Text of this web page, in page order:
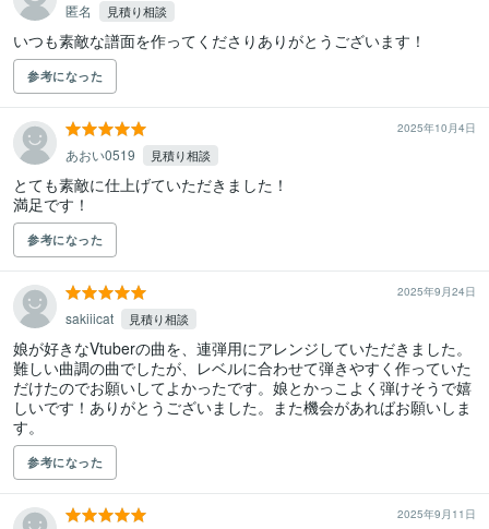
匿名 見積り相談
いつも素敵な譜面を作ってくださりありがとうございます！
参考になった
2025年10月4日
あおい0519 見積り相談
とても素敵に仕上げていただきました！
満足です！
参考になった
2025年9月24日
sakiiicat 見積り相談
娘が好きなVtuberの曲を、連弾用にアレンジしていただきました。
難しい曲調の曲でしたが、レベルに合わせて弾きやすく作っていた
だけたのでお願いしてよかったです。娘とかっこよく弾けそうで嬉
しいです！ありがとうございました。また機会があればお願いしま
す。
参考になった
2025年9月11日